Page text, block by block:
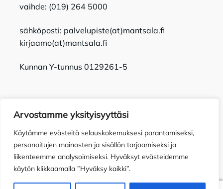
Arvostamme yksityisyyttäsi
Käytämme evästeitä selauskokemuksesi parantamiseksi,
personoitujen mainosten ja sisällön tarjoamiseksi ja
liikenteemme analysoimiseksi. Hyväksyt evästeidemme
käytön klikkaamalla ”Hyväksy kaikki”.
vaihde: (019) 264 5000
sähköposti: palvelupiste(at)mantsala.fi
kirjaamo(at)mantsala.fi
Kunnan Y-tunnus 0129261-5
TietosuojaselosteToimitusehdotSaavutettavuusseloste